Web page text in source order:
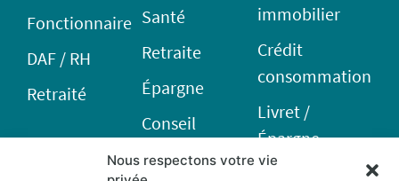
Nous respectons votre vie
Fonctionnaire
DAF / RH
Retraité
Santé
Retraite
Épargne
Conseil
immobilier
Crédit
consommation
Livret /
Épargne
financière